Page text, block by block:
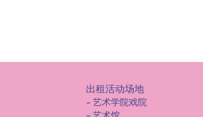
出租活动场地
- 艺术学院戏院